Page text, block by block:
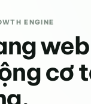
ENGINE
cơ